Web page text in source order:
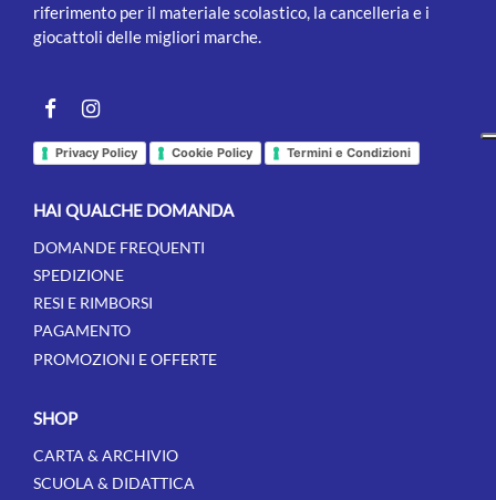
riferimento per il materiale scolastico, la cancelleria e i
giocattoli delle migliori marche.
Facebookinstagram
Privacy Policy Cookie Policy Termini e Condizioni
SHOP
CARTA & ARCHIVIO
SCUOLA & DIDATTICA
HAI QUALCHE DOMANDA
DOMANDE FREQUENTI
SPEDIZIONE
RESI E RIMBORSI
PAGAMENTO
PROMOZIONI E OFFERTE